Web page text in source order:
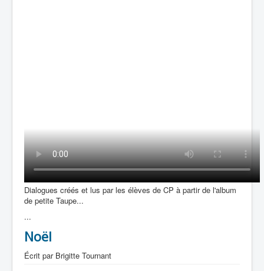
Dialogues créés et lus par les élèves de CP à partir de l'album
de petite Taupe...
...
Noël
Écrit par Brigitte Tournant